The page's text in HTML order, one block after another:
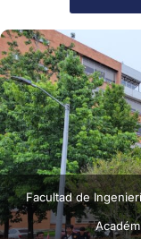
Facultad de